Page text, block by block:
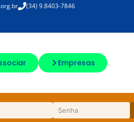
(34) 9.8403-7846
Empresas